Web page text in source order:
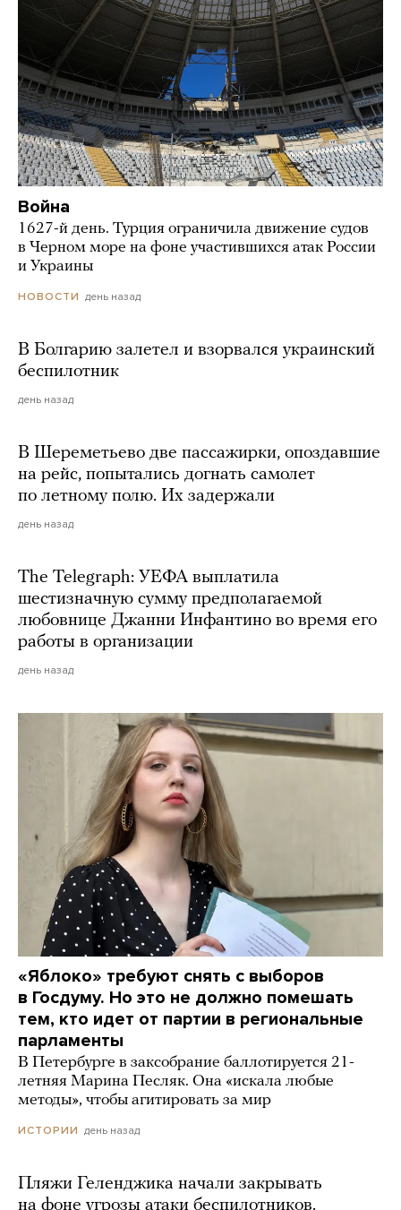
Война
1627-й день. Турция ограничила движение судов
в Черном море на фоне участившихся атак России
и Украины
НОВОСТИ день назад
В Болгарию залетел и взорвался украинский
беспилотник
день назад
В Шереметьево две пассажирки, опоздавшие
на рейс, попытались догнать самолет
по летному полю. Их задержали
день назад
The Telegraph: УЕФА выплатила
шестизначную сумму предполагаемой
любовнице Джанни Инфантино во время его
работы в организации
день назад
«Яблоко» требуют снять с выборов
в Госдуму. Но это не должно помешать
тем, кто идет от партии в региональные
парламенты
В Петербурге в заксобрание баллотируется 21-
летняя Марина Песляк. Она «искала любые
методы», чтобы агитировать за мир
ИСТОРИИ день назад
Пляжи Геленджика начали закрывать
на фоне угрозы атаки беспилотников.